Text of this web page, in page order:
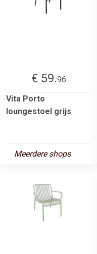
€ 59.96
Vita Porto
loungestoel grijs
Meerdere shops